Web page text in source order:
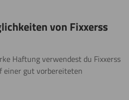
von Fixxerss
Haftung verwendest du Fixxerss
einer gut vorbereiteten